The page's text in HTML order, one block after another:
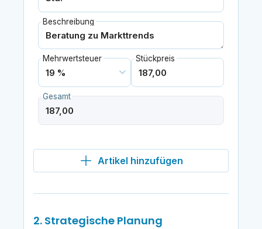
Beschreibung
Mehrwertsteuer Stückpreis
Gesamt
Artikel hinzufügen
2. Strategische Planung